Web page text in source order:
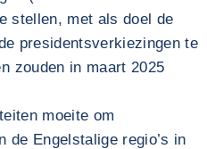
stellen, met als doel de
presidentsverkiezingen te
zouden in maart 2025
moeite om
de Engelstalige regio’s in